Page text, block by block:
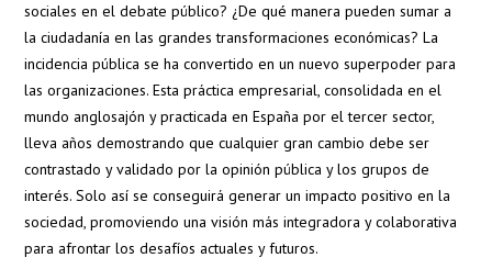
sociales en el debate público? ¿De qué manera pueden sumar a
la ciudadanía en las grandes transformaciones económicas? La
incidencia pública se ha convertido en un nuevo superpoder para
las organizaciones. Esta práctica empresarial, consolidada en el
mundo anglosajón y practicada en España por el tercer sector,
lleva años demostrando que cualquier gran cambio debe ser
contrastado y validado por la opinión pública y los grupos de
interés. Solo así se conseguirá generar un impacto positivo en la
sociedad, promoviendo una visión más integradora y colaborativa
para afrontar los desafíos actuales y futuros.